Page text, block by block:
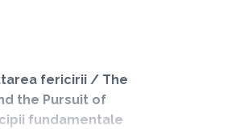
fericirii / The
the Pursuit of
fundamentale